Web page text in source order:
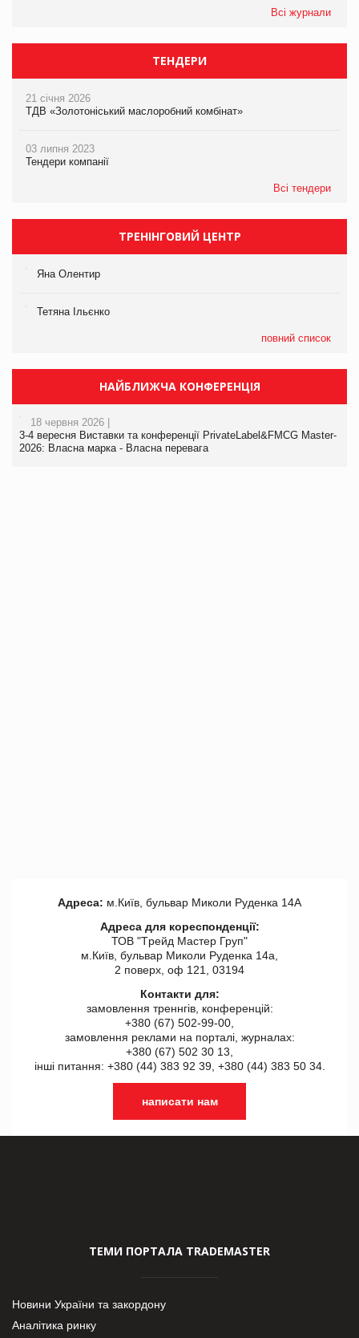
Всі журнали
ТЕНДЕРИ
21 січня 2026
ТДВ «Золотоніський маслоробний комбінат»
03 липня 2023
Тендери компанії
Всі тендери
ТРЕНІНГОВИЙ ЦЕНТР
Яна Олентир
Тетяна Ільєнко
повний список
НАЙБЛИЖЧА КОНФЕРЕНЦІЯ
18 червня 2026 |
3-4 вересня Виставки та конференції PrivateLabel&FMCG Master-
2026: Власна марка - Власна перевага
Адреса: м.Київ, бульвар Миколи Руденка 14А
Адреса для кореспонденції:
ТОВ "Tрейд Мастер Груп"
м.Київ, бульвар Миколи Руденка 14а,
2 поверх, оф 121, 03194
Контакти для:
замовлення треннгів, конференцій:
+380 (67) 502-99-00,
замовлення реклами на порталі, журналах:
+380 (67) 502 30 13,
інші питання: +380 (44) 383 92 39, +380 (44) 383 50 34.
написати нам
ТЕМИ ПОРТАЛА TRADEMASTER
Новини України та закордону
Аналітика ринку